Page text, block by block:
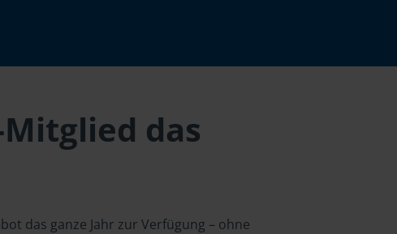
das
das ganze Jahr zur Verfügung – ohne